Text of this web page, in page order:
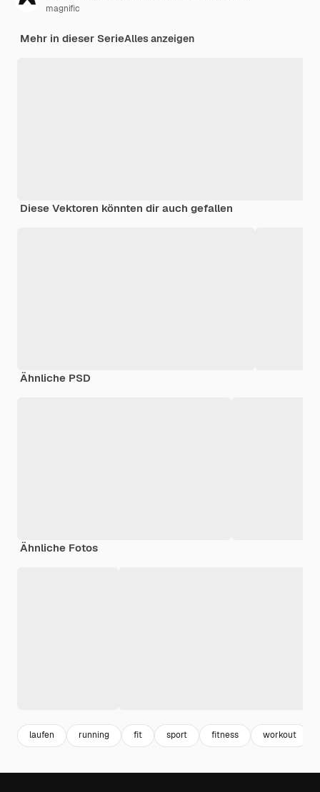
magnific
Mehr in dieser SerieAlles anzeigen
Diese Vektoren könnten dir auch gefallen
Ähnliche PSD
Ähnliche Fotos
laufen running fit sport fitness workout